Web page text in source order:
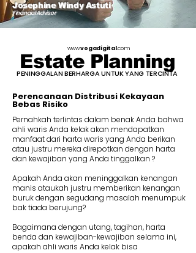
Financial Advisor
Josephine Windy Astuti
Estate Planning
PENINGGALAN BERHARGA UNTUK YANG TERCINTA
www.vogadigital.com
Perencanaan Distribusi Kekayaan
Bebas Risiko
Pernahkah terlintas dalam benak Anda bahwa
ahli waris Anda kelak akan mendapatkan
manfaat dari harta waris yang Anda berikan
atau justru mereka direpotkan dengan harta
dan kewajiban yang Anda tinggalkan ?
Apakah Anda akan meninggalkan kenangan
manis ataukah justru memberikan kenangan
buruk dengan segudang masalah menumpuk
bak tiada berujung?
Bagaimana dengan utang, tagihan, harta
benda dan kewajiban-kewajiban selama ini,
apakah ahli waris Anda kelak bisa